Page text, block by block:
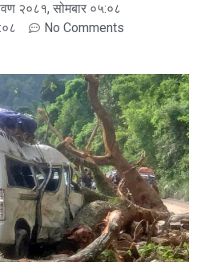
२०८१, सोमबार ०५:०८
No Comments